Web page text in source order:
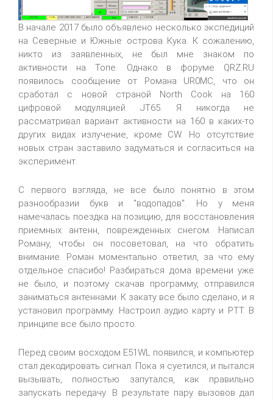
В начале 2017 было объявлено несколько экспедиций
на Северные и Южные острова Кука. К сожалению,
никто из заявленных, не был мне знаком по
активности на Топе. Однако в форуме QRZ.RU
появилось сообщение от Романа UR0MC, что он
сработал с новой страной North Cook на 160
цифровой модуляцией JT65. Я никогда не
рассматривал вариант активности на 160 в каких-то
других видах излучение, кроме CW. Но отсутствие
новых стран заставило задуматься и согласиться на
эксперимент.
С первого взгляда, не все было понятно в этом
разнообразии букв и "водопадов". Но у меня
намечалась поездка на позицию, для восстановления
приемных антенн, поврежденных снегом. Написал
Роману, чтобы он посоветовал, на что обратить
внимание. Роман моментально ответил, за что ему
отдельное спасибо! Разбираться дома времени уже
не было, и поэтому скачав программу, отправился
заниматься антеннами. К закату все было сделано, и я
установил программу. Настроил аудио карту и PTT. В
принципе все было просто.
Перед своим восходом E51WL появился, и компьютер
стал декодировать сигнал. Пока я суетился, и пытался
вызывать, полностью запутался, как правильно
запускать передачу. В результате пару вызовов дал